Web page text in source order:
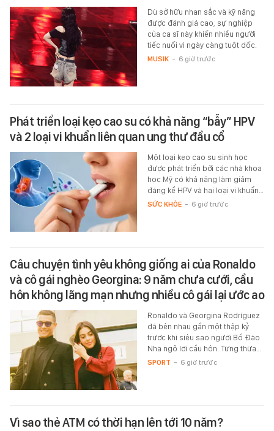
Dù sở hữu nhan sắc và kỹ năng
được đánh giá cao, sự nghiệp
của ca sĩ này khiến nhiều người
tiếc nuối vì ngày càng tuột dốc.
MUSIK - 6 giờ trước
Phát triển loại kẹo cao su có khả năng “bẫy” HPV
và 2 loại vi khuẩn liên quan ung thư đầu cổ
Một loại kẹo cao su sinh học
được phát triển bởi các nhà khoa
học Mỹ có khả năng làm giảm
đáng kể HPV và hai loại vi khuẩn…
SỨC KHỎE - 6 giờ trước
Câu chuyện tình yêu không giống ai của Ronaldo
và cô gái nghèo Georgina: 9 năm chưa cưới, cầu
hôn không lãng mạn nhưng nhiều cô gái lại ước ao
Ronaldo và Georgina Rodríguez
đã bên nhau gần một thập kỷ
trước khi siêu sao người Bồ Đào
Nha ngỏ lời cầu hôn. Từng thừa…
SPORT - 6 giờ trước
Vì sao thẻ ATM có thời hạn lên tới 10 năm?